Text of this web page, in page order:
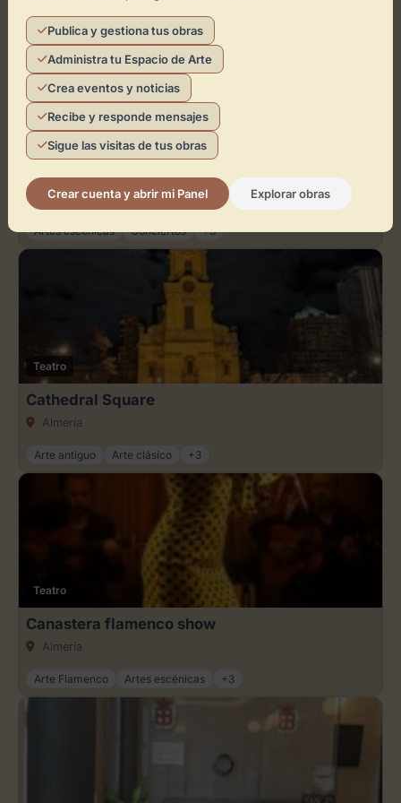
Teatro
Auditorio Maestro Padilla
Almería
Artes escénicas Conciertos +3
Teatro
Cathedral Square
Almería
Arte antiguo Arte clásico +3
Teatro
Canastera flamenco show
Almería
Arte Flamenco Artes escénicas +3
Publica y gestiona tus obras
Administra tu Espacio de Arte
Crea eventos y noticias
Recibe y responde mensajes
Sigue las visitas de tus obras
Crear cuenta y abrir mi Panel Explorar obras